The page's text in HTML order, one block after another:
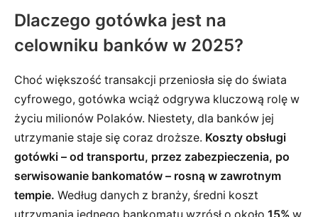
Dlaczego gotówka jest na
celowniku banków w 2025?
Choć większość transakcji przeniosła się do świata
cyfrowego, gotówka wciąż odgrywa kluczową rolę w
życiu milionów Polaków. Niestety, dla banków jej
utrzymanie staje się coraz droższe. Koszty obsługi
gotówki – od transportu, przez zabezpieczenia, po
serwisowanie bankomatów – rosną w zawrotnym
tempie. Według danych z branży, średni koszt
utrzymania jednego bankomatu wzrósł o około 15% w